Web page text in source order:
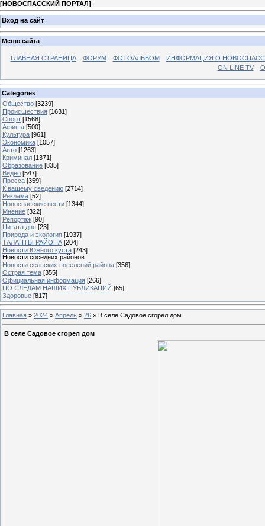
[НОВОСПАССКИЙ ПОРТАЛ]
Вход на сайт
Меню сайта
ГЛАВНАЯ СТРАНИЦА ФОРУМ ФОТОАЛЬБОМ
ИНФОРМАЦИЯ О
ON LINE TV
Categories
Общество [3239]
Происшествия [1631]
Спорт [1568]
Афиша [500]
Культура [961]
Экономика [1057]
Авто [1263]
Криминал [1371]
Образование [835]
Видео [547]
Пресса [359]
К вашему сведению [2714]
Реклама [52]
Новоспасские вести [1344]
Мнение [322]
Репортаж [90]
Цитата дня [23]
Природа и экология [1937]
ТАЛАНТЫ РАЙОНА [204]
Новости Южного куста [243]
Новости соседних районов
Новости сельских поселений района [356]
Острая тема [355]
Официальная информация [266]
ПО СЛЕДАМ НАШИХ ПУБЛИКАЦИЙ [65]
Здоровье [817]
Главная » 2024 » Апрель » 26 » В селе Садовое сгорел дом
В селе Садовое сгорел дом